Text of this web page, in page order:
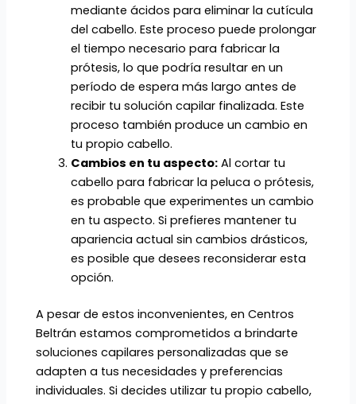
mediante ácidos para eliminar la cutícula
del cabello. Este proceso puede prolongar
el tiempo necesario para fabricar la
prótesis, lo que podría resultar en un
período de espera más largo antes de
recibir tu solución capilar finalizada. Este
proceso también produce un cambio en
tu propio cabello.
Cambios en tu aspecto:Al cortar tu
cabello para fabricar la peluca o prótesis,
es probable que experimentes un cambio
en tu aspecto. Si prefieres mantener tu
apariencia actual sin cambios drásticos,
es posible que desees reconsiderar esta
opción.
A pesar de estos inconvenientes, en Centros
Beltrán estamos comprometidos a brindarte
soluciones capilares personalizadas que se
adapten a tus necesidades y preferencias
individuales. Si decides utilizar tu propio cabello,